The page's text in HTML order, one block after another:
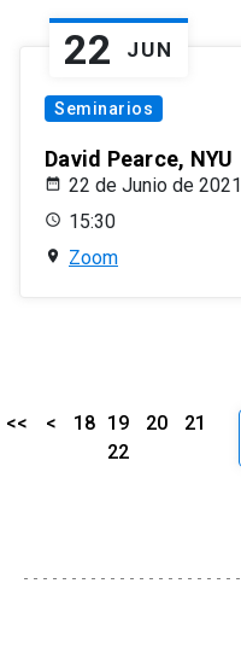
22 JUN
Seminarios
David Pearce, NYU
22 de Junio de 2021
15:30
Zoom
<< < 18 19 20
21
22